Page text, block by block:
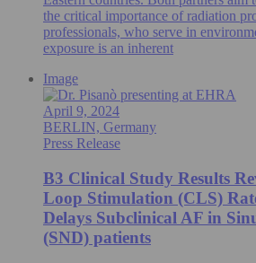
the critical importance of radiation
professionals, who serve in
exposure is an inherent
Image
April 9, 2024
BERLIN, Germany
Press Release
B3 Clinical Study Results
Loop Stimulation (CLS)
Delays Subclinical AF in
(SND) patients